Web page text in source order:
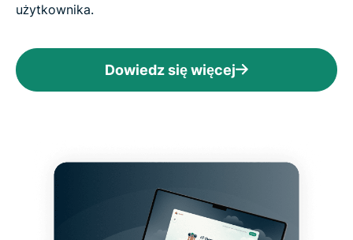
użytkownika.
Dowiedz się więcej